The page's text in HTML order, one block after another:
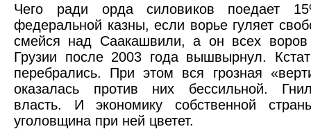
Чего ради орда силовиков поедает
федеральной казны, если ворье гуляет
смейся над Саакашвили, а он всех
Грузии после 2003 года вышвырнул.
перебрались. При этом вся грозная
оказалась против них бессильной.
власть. И экономику собственной
уголовщина при ней цветет.